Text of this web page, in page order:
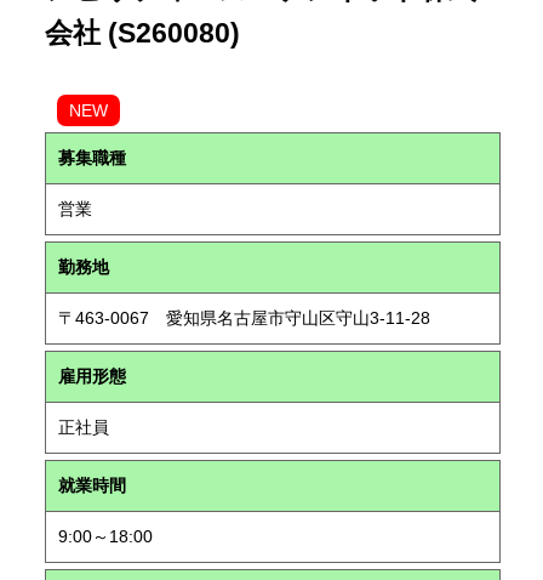
会社 (S260080)
NEW
募集職種
営業
勤務地
〒463-0067 愛知県名古屋市守山区守山3-11-28
雇用形態
正社員
就業時間
9:00～18:00